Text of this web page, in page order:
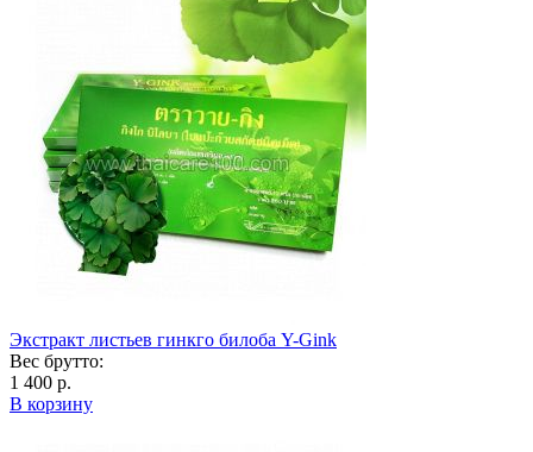
Экстракт листьев гинкго билоба Y-Gink
Вес брутто:
1 400 р.
В корзину